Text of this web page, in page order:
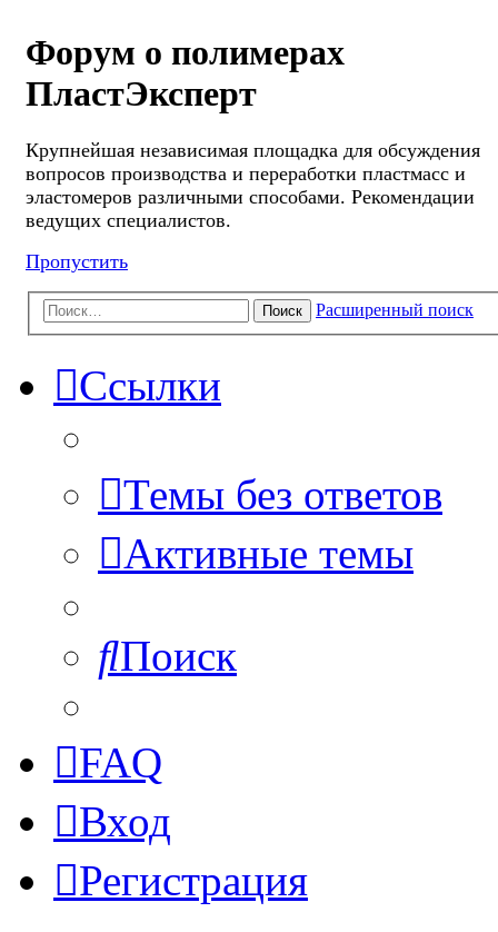
Форум о полимерах
ПластЭксперт
Крупнейшая независимая площадка для обсуждения
вопросов производства и переработки пластмасс и
эластомеров различными способами. Рекомендации
ведущих специалистов.
Пропустить
Поиск Расширенный поиск
Ссылки
Темы без ответов
Активные темы
Поиск
FAQ
Вход
Регистрация